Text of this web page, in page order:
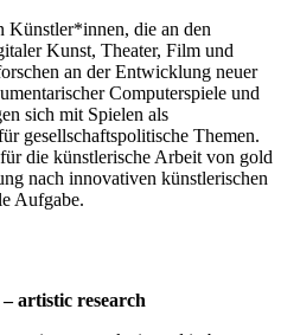
Künstler*innen, die an den
Kunst, Theater, Film und
an der Entwicklung neuer
Computerspiele und
sich mit Spielen als
gesellschaftspolitische Themen.
die künstlerische Arbeit von gold
nach innovativen künstlerischen
Aufgabe.
artistic research